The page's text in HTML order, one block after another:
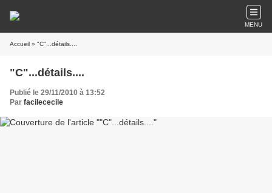
MENU
Accueil » "C"...détails....
"C"...détails....
Publié le 29/11/2010 à 13:52
Par facilececile